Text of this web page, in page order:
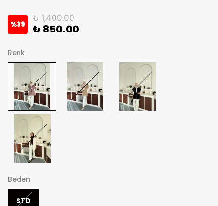
%39
₺ 1,400.00
₺ 850.00
Renk
Beden
STD